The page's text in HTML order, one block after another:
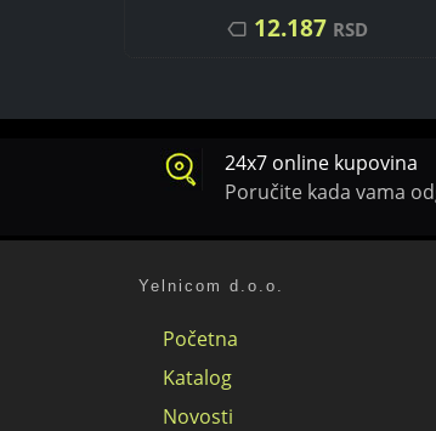
12.187 RSD
24x7 online kupovina
Poručite kada vama
Yelnicom d.o.o.
Početna
Katalog
Novosti